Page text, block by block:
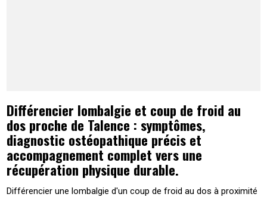
Différencier lombalgie et coup de froid au
dos proche de Talence : symptômes,
diagnostic ostéopathique précis et
accompagnement complet vers une
récupération physique durable.
Différencier une lombalgie d'un coup de froid au dos à proximité